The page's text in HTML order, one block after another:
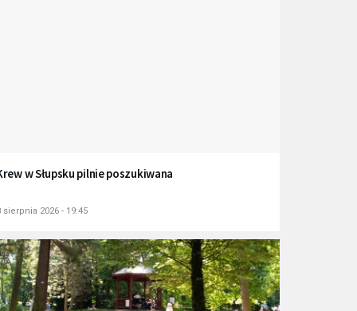
w Słupsku pilnie poszukiwana
sierpnia 2026 - 19:45